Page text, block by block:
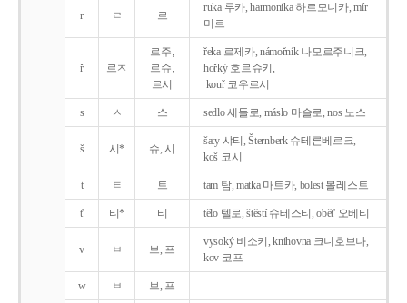
r ㄹ 르
ruka 루카, harmonika 하르모니카, mír
미르
ř 르ㅈ
르주,
르슈,
르시
řeka 르제카, námořník 나모르주니크,
hořký 호르슈키,
kouř 코우르시
s ㅅ 스 sedlo 세들로, máslo 마슬로, nos 노스
š 시* 슈, 시
šaty 샤티, Šternberk 슈테른베르크,
koš 코시
t ㅌ 트 tam 탐, matka 마트카, bolest 볼레스트
t' 티* 티 tělo 텔로, štěstí 슈테스티, obět' 오베티
v ㅂ 브, 프
vysoký 비소키, knihovna 크니호브나,
kov 코프
w ㅂ 브, 프